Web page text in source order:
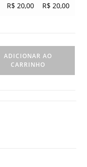
R$ 20,00 R$ 20,00
ADICIONAR AO
CARRINHO